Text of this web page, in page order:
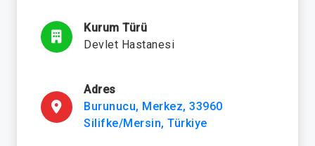
Kurum Türü
Devlet Hastanesi
Adres
Burunucu, Merkez, 33960
Silifke/Mersin, Türkiye